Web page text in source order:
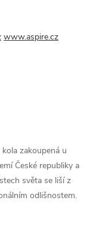
www.aspire.cz
zakoupená u
České republiky a
světa se liší z
odlišnostem.